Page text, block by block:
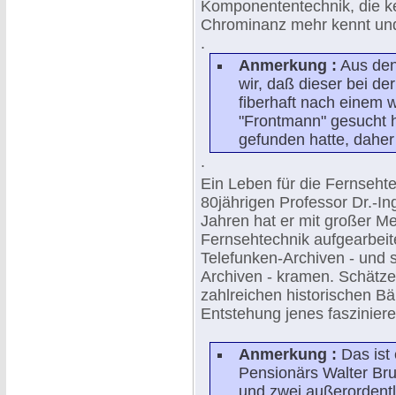
Komponententechnik, die
Chrominanz mehr kennt
.
Anmerkung : Aus
wir, daß dieser bei
fiberhaft nach einem
"Frontmann" gesucht
gefunden hatte,
.
Ein Leben für die
80jährigen Professor Dr.-
Jahren hat er mit großer
Fernsehtechnik
Telefunken-Archiven - und
Archiven - kramen.
zahlreichen historischen
Entstehung jenes
Anmerkung : Das ist
Pensionärs Walter
und zwei